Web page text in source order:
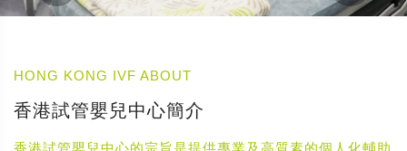
HONG KONG IVF ABOUT
香港試管嬰兒中心簡介
香港試管嬰兒中心的宗旨是提供專業及高質素的個人化輔助